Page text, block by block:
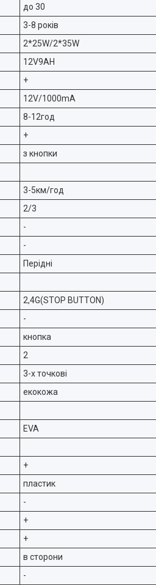
до 30
3-8 років
2*25W/2*35W
12V9AH
+
12V/1000mA
8-12год
+
з кнопки
3-5км/год
2/3
-
-
Перідні
2,4G(STOP BUTTON)
-
кнопка
2
3-х точкові
екокожа
EVA
+
пластик
-
+
+
в сторони
-